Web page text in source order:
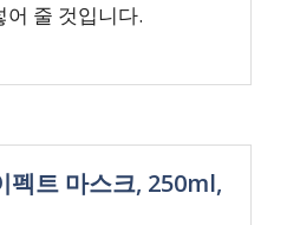
줄 것입니다.
펙트 마스크, 250ml,